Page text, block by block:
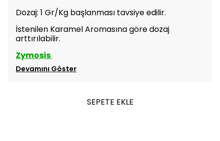
Dozaj: 1 Gr/Kg başlanması tavsiye edilir.
İstenilen KaramelAromasına göre dozaj
arttırılabilir.
Zymosis
Devamını Göster
SEPETE EKLE